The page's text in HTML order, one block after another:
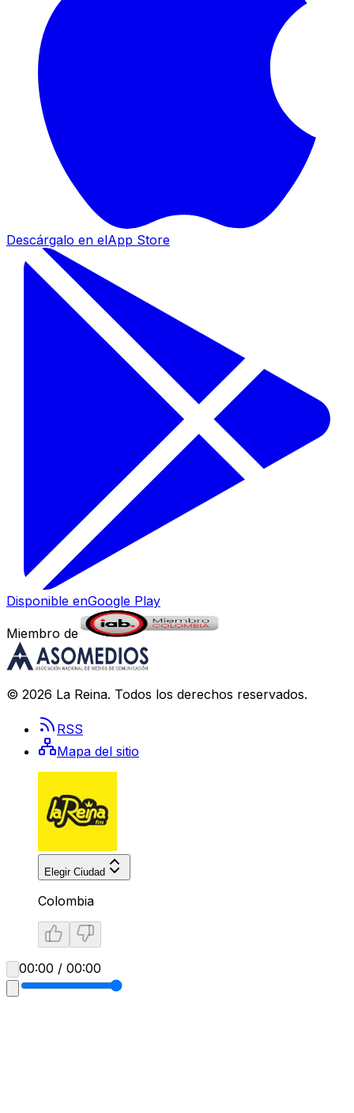
Descárgalo en elApp Store
Disponible enGoogle Play
Miembro de
© 2026 La Reina. Todos los derechos reservados.
RSS
Mapa del sitio
Elegir Ciudad
Colombia
00:00 / 00:00